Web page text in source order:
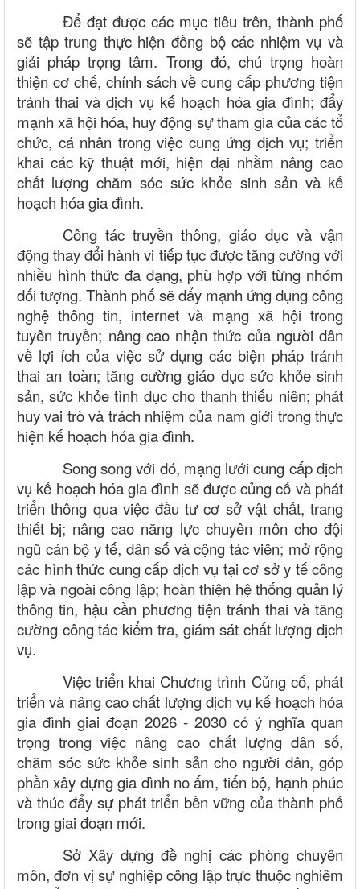
Để đạt được các mục tiêu trên, thành phố
sẽ tập trung thực hiện đồng bộ các nhiệm vụ và
giải pháp trọng tâm. Trong đó, chú trọng hoàn
thiện cơ chế, chính sách về cung cấp phương tiện
tránh thai và dịch vụ kế hoạch hóa gia đình; đẩy
mạnh xã hội hóa, huy động sự tham gia của các tổ
chức, cá nhân trong việc cung ứng dịch vụ; triển
khai các kỹ thuật mới, hiện đại nhằm nâng cao
chất lượng chăm sóc sức khỏe sinh sản và kế
hoạch hóa gia đình.
Công tác truyền thông, giáo dục và vận
động thay đổi hành vi tiếp tục được tăng cường với
nhiều hình thức đa dạng, phù hợp với từng nhóm
đối tượng. Thành phố sẽ đẩy mạnh ứng dụng công
nghệ thông tin, internet và mạng xã hội trong
tuyên truyền; nâng cao nhận thức của người dân
về lợi ích của việc sử dụng các biện pháp tránh
thai an toàn; tăng cường giáo dục sức khỏe sinh
sản, sức khỏe tình dục cho thanh thiếu niên; phát
huy vai trò và trách nhiệm của nam giới trong thực
hiện kế hoạch hóa gia đình.
Song song với đó, mạng lưới cung cấp dịch
vụ kế hoạch hóa gia đình sẽ được củng cố và phát
triển thông qua việc đầu tư cơ sở vật chất, trang
thiết bị; nâng cao năng lực chuyên môn cho đội
ngũ cán bộ y tế, dân số và cộng tác viên; mở rộng
các hình thức cung cấp dịch vụ tại cơ sở y tế công
lập và ngoài công lập; hoàn thiện hệ thống quản lý
thông tin, hậu cần phương tiện tránh thai và tăng
cường công tác kiểm tra, giám sát chất lượng dịch
vụ.
Việc triển khai Chương trình Củng cố, phát
triển và nâng cao chất lượng dịch vụ kế hoạch hóa
gia đình giai đoạn 2026 - 2030 có ý nghĩa quan
trọng trong việc nâng cao chất lượng dân số,
chăm sóc sức khỏe sinh sản cho người dân, góp
phần xây dựng gia đình no ấm, tiến bộ, hạnh phúc
và thúc đẩy sự phát triển bền vững của thành phố
trong giai đoạn mới.
Sở Xây dựng đề nghị các phòng chuyên
môn, đơn vị sự nghiệp công lập trực thuộc nghiêm